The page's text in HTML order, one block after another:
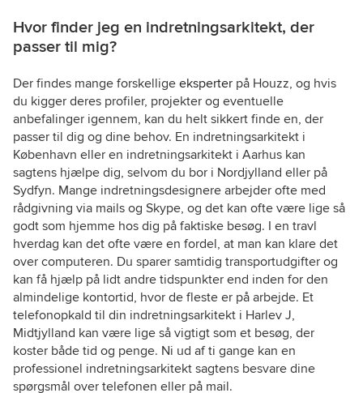
Hvor finder jeg en indretningsarkitekt, der
passer til mig?
Der findes mange forskellige eksperter på Houzz, og hvis
du kigger deres profiler, projekter og eventuelle
anbefalinger igennem, kan du helt sikkert finde en, der
passer til dig og dine behov. En indretningsarkitekt i
København eller en indretningsarkitekt i Aarhus kan
sagtens hjælpe dig, selvom du bor i Nordjylland eller på
Sydfyn. Mange indretningsdesignere arbejder ofte med
rådgivning via mails og Skype, og det kan ofte være lige så
godt som hjemme hos dig på faktiske besøg. I en travl
hverdag kan det ofte være en fordel, at man kan klare det
over computeren. Du sparer samtidig transportudgifter og
kan få hjælp på lidt andre tidspunkter end inden for den
almindelige kontortid, hvor de fleste er på arbejde. Et
telefonopkald til din indretningsarkitekt i Harlev J,
Midtjylland kan være lige så vigtigt som et besøg, der
koster både tid og penge. Ni ud af ti gange kan en
professionel indretningsarkitekt sagtens besvare dine
spørgsmål over telefonen eller på mail.